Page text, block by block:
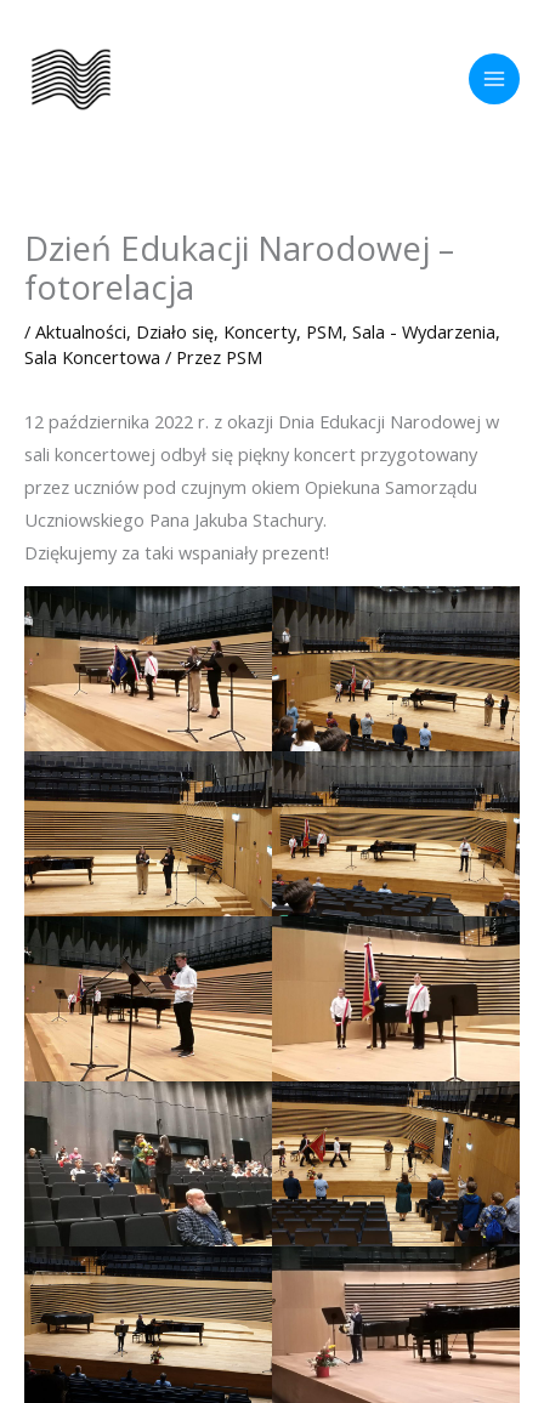
treści
Dzień Edukacji Narodowej –
fotorelacja
/ Aktualności, Działo się, Koncerty, PSM, Sala - Wydarzenia,
Sala Koncertowa / Przez PSM
12 października 2022 r. z okazji Dnia Edukacji Narodowej w
sali koncertowej odbył się piękny koncert przygotowany
przez uczniów pod czujnym okiem Opiekuna Samorządu
Uczniowskiego Pana Jakuba Stachury.
Dziękujemy za taki wspaniały prezent!